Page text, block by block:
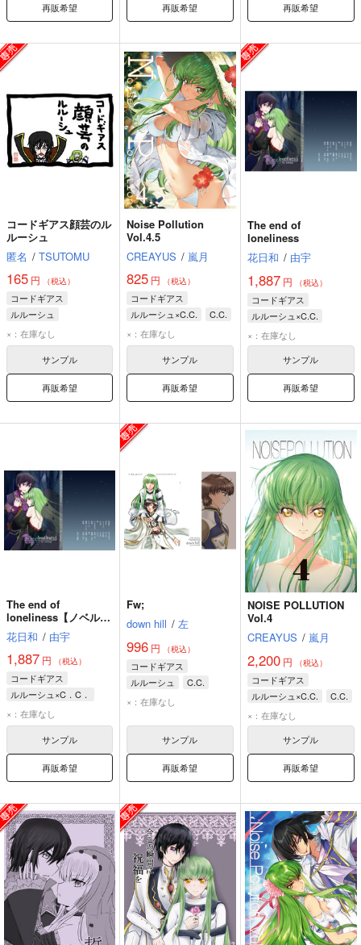
再販希望 再販希望 再販希望
コードギアス顔芸のル
ルーシュ
匿名 / TSUTOMU
165 円 （税込）
コードギアス
ルルーシュ
×：在庫なし
サンプル
再販希望
Noise Pollution
Vol.4.5
CREAYUS / 嵐月
825 円 （税込）
コードギアス
ルルーシュ×C.C.
C.C.
ルルーシュ
×：在庫なし
サンプル
再販希望
The end of
loneliness
花日和 / 由宇
1,887円 （税込）
コードギアス
ルルーシュ×C.C.
ルルーシュ
×：在庫なし
サンプル
再販希望
The end of
loneliness【ノベルテ
ィ無し版】
花日和 / 由宇
1,887 円 （税込）
コードギアス
ルルーシュ×C．C．
ルルーシュ
×：在庫なし
サンプル
再販希望
Fw;
down hill / 左
996 円 （税込）
コードギアス
ルルーシュ
C.C.
枢木スザク
×：在庫なし
サンプル
再販希望
NOISE POLLUTION
Vol.4
CREAYUS / 嵐月
2,200円 （税込）
コードギアス
ルルーシュ×C.C.
C.C.
ルルーシュ
×：在庫なし
サンプル
再販希望